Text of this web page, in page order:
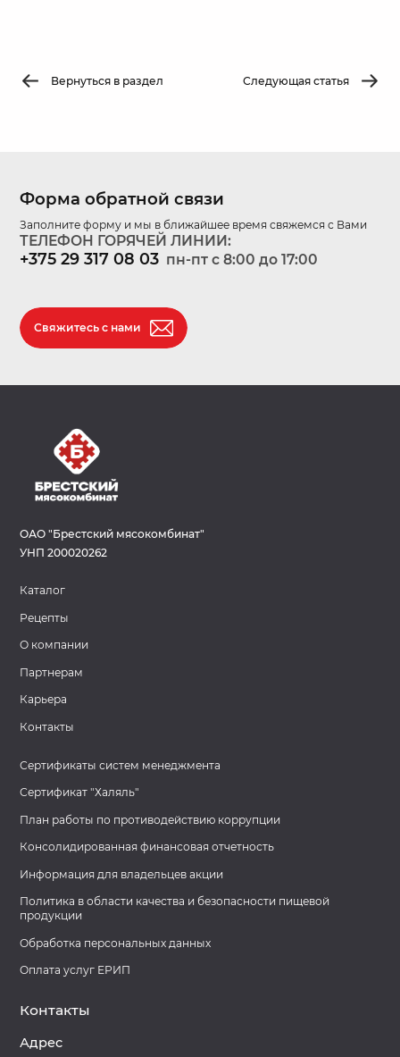
Вернуться в раздел Следующая статья
Форма обратной связи
Заполните форму и мы в ближайшее время свяжемся с Вами
ТЕЛЕФОН ГОРЯЧЕЙ ЛИНИИ:
+375 29 317 08 03 пн-пт c 8:00 до 17:00
Свяжитесь с нами
ОАО "Брестский мясокомбинат"
УНП 200020262
Каталог
Рецепты
О компании
Партнерам
Карьера
Контакты
Сертификаты систем менеджмента
Сертификат "Халяль"
План работы по противодействию коррупции
Консолидированная финансовая отчетность
Информация для владельцев акции
Политика в области качества и безопасности пищевой
продукции
Обработка персональных данных
Оплата услуг ЕРИП
Контакты
Адрес